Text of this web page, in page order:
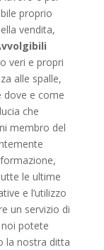
proprio
vendita,
veri e propri
alle spalle,
dove e come
che
membro del
le ultime
e l’utilizzo
un servizio di
potete
la nostra ditta